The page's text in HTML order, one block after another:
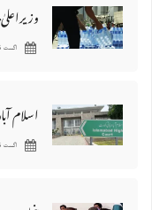
اگست 6, 2026
اگست 6, 2026